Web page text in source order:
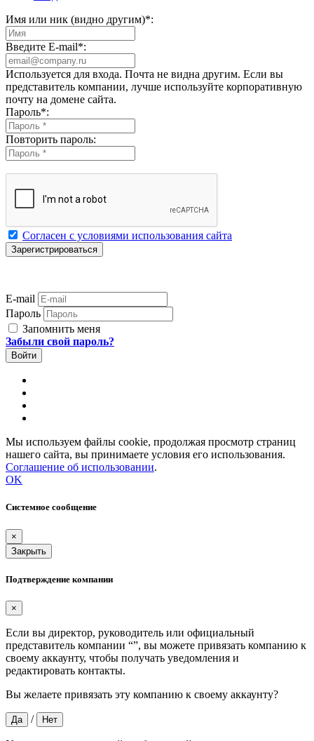
Имя или ник (видно другим)*:
Введите E-mail*:
Используется для входа. Почта не видна другим. Если вы
представитель компании, лучше используйте корпоративную
почту на домене сайта.
Пароль*:
Повторить пароль:
Согласен с условиями использования сайта
E-mail
Пароль
Запомнить меня
Забыли свой пароль?
Мы используем файлы cookie, продолжая просмотр страниц
нашего сайта, вы принимаете условия его использования.
Соглашение об использовании.
OK
Системное сообщение
×
Закрыть
Подтверждение компании
×
Если вы директор, руководитель или официальный
представитель компании “”, вы можете привязать компанию к
своему аккаунту, чтобы получать уведомления и
редактировать контакты.
Вы желаете привязать эту компанию к своему аккаунту?
Да / Нет